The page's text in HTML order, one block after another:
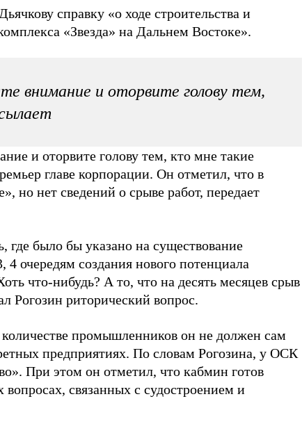
справку «о ходе строительства и
«Звезда» на Дальнем Востоке».
внимание и оторвите голову тем,
и оторвите голову тем, кто мне такие
главе корпорации. Он отметил, что в
но нет сведений о срыве работ, передает
где было бы указано на существование
очередям создания нового потенциала
что-нибудь? А то, что на десять месяцев срыв
Рогозин риторический вопрос.
промышленников он не должен сам
предприятиях. По словам Рогозина, у ОСК
При этом он отметил, что кабмин готов
вопросах, связанных с судостроением и